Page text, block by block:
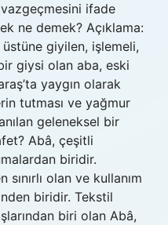
ifade
ne demek? Açıklama:
giyilen, işlemeli,
giysi olan aba, eski
yaygın olarak
tutması ve yağmur
geleneksel bir
Abâ, çeşitli
biridir.
olan ve kullanım
biridir. Tekstil
biri olan Abâ,